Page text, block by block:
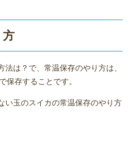
方
法は？で、常温保存のやり方は、
保存することです。
い玉のスイカの常温保存のやり方